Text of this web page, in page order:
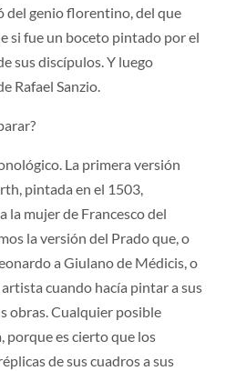
del genio florentino, del que
si fue un boceto pintado por el
sus discípulos. Y luego
Rafael Sanzio.
La primera versión
pintada en el 1503,
la mujer de Francesco del
la versión del Prado que, o
a Giulano de Médicis, o
cuando hacía pintar a sus
obras. Cualquier posible
porque es cierto que los
de sus cuadros a sus